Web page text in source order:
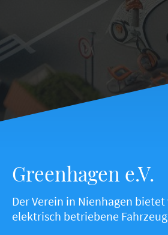
Greenhagen e.V.
Der Verein in Nienhagen
elektrisch betriebene